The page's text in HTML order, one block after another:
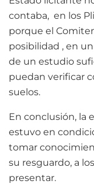
contaba, en los
porque el
posibilidad , en
de un estudio
puedan verificar
suelos.
En conclusión, la
estuvo en
tomar
su resguardo, a
presentar.